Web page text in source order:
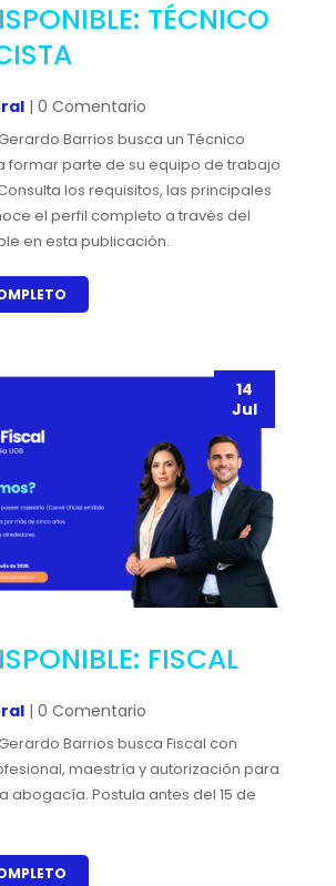
TÉCNICO
| 0 Comentario
Barrios busca un Técnico
formar parte de su equipo de trabajo
los requisitos, las principales
el perfil completo a través del
en esta publicación.
FISCAL
14
Jul
| 0 Comentario
Barrios busca Fiscal con
maestría y autorización para
abogacía. Postula antes del 15 de